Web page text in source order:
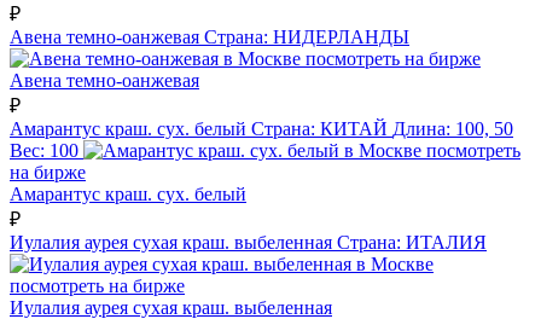
₽
Авена темно-оанжевая Страна: НИДЕРЛАНДЫ
посмотреть на бирже
Авена темно-оанжевая
₽
Амарантус краш. сух. белый Страна: КИТАЙ Длина: 100, 50
Вес: 100
посмотреть
на бирже
Амарантус краш. сух. белый
₽
Иулалия аурея сухая краш. выбеленная Страна: ИТАЛИЯ
посмотреть на бирже
Иулалия аурея сухая краш. выбеленная